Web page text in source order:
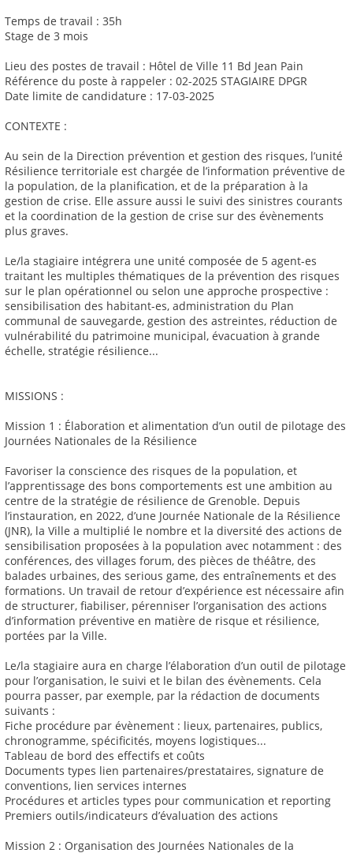
Temps de travail : 35h
Stage de 3 mois
Lieu des postes de travail : Hôtel de Ville 11 Bd Jean Pain
Référence du poste à rappeler : 02-2025 STAGIAIRE DPGR
Date limite de candidature : 17-03-2025
CONTEXTE :
Au sein de la Direction prévention et gestion des risques, l’unité
Résilience territoriale est chargée de l’information préventive de
la population, de la planification, et de la préparation à la
gestion de crise. Elle assure aussi le suivi des sinistres courants
et la coordination de la gestion de crise sur des évènements
plus graves.
Le/la stagiaire intégrera une unité composée de 5 agent-es
traitant les multiples thématiques de la prévention des risques
sur le plan opérationnel ou selon une approche prospective :
sensibilisation des habitant-es, administration du Plan
communal de sauvegarde, gestion des astreintes, réduction de
vulnérabilité du patrimoine municipal, évacuation à grande
échelle, stratégie résilience...
MISSIONS :
Mission 1 : Élaboration et alimentation d’un outil de pilotage des
Journées Nationales de la Résilience
Favoriser la conscience des risques de la population, et
l’apprentissage des bons comportements est une ambition au
centre de la stratégie de résilience de Grenoble. Depuis
l’instauration, en 2022, d’une Journée Nationale de la Résilience
(JNR), la Ville a multiplié le nombre et la diversité des actions de
sensibilisation proposées à la population avec notamment : des
conférences, des villages forum, des pièces de théâtre, des
balades urbaines, des serious game, des entraînements et des
formations. Un travail de retour d’expérience est nécessaire afin
de structurer, fiabiliser, pérenniser l’organisation des actions
d’information préventive en matière de risque et résilience,
portées par la Ville.
Le/la stagiaire aura en charge l’élaboration d’un outil de pilotage
pour l’organisation, le suivi et le bilan des évènements. Cela
pourra passer, par exemple, par la rédaction de documents
suivants :
Fiche procédure par évènement : lieux, partenaires, publics,
chronogramme, spécificités, moyens logistiques...
Tableau de bord des effectifs et coûts
Documents types lien partenaires/prestataires, signature de
conventions, lien services internes
Procédures et articles types pour communication et reporting
Premiers outils/indicateurs d’évaluation des actions
Mission 2 : Organisation des Journées Nationales de la